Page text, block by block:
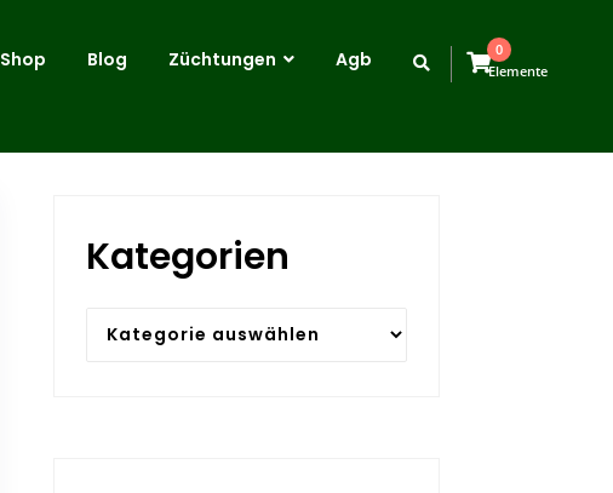
Shop Blog Züchtungen Agb
0
Elemente
Kategorien
Kategorien